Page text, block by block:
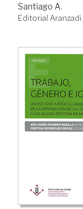
Santiago A.
Editorial